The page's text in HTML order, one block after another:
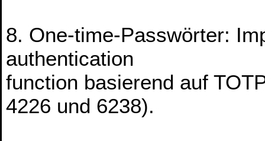
8. One-time-Passwörter:
authentication
function basierend auf
4226 und 6238).